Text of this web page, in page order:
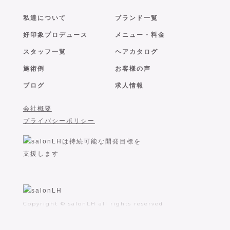
Copyright © salonLH all rights reserved
私達について ブランド一覧
好印象プロデュース メニュー・料金
スタッフ一覧 ヘアカタログ
施術例 お客様の声
ブログ 求人情報
会社概要
プライバシーポリシー